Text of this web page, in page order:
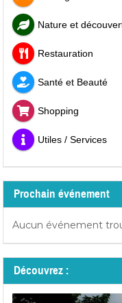
Nature et
Restauration
Santé et Beauté
Shopping
Utiles / Services
Prochain événement
Aucun événement
Découvrez :